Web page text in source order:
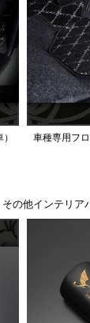
車種専用フ
その他インテリア